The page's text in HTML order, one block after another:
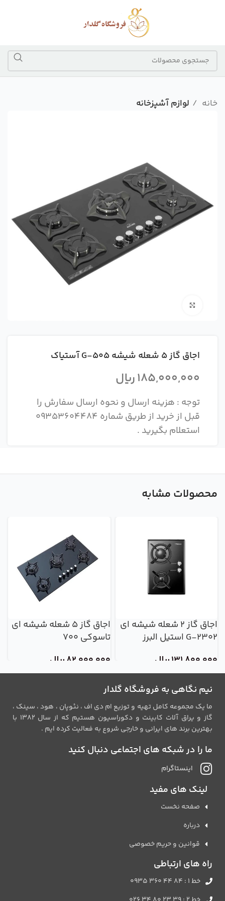
خانه لوازم آشپزخانه
اجاق گاز 5 شعله شیشه G-505 آستیاک
185,000,000ریال
توجه : هزینه ارسال و نحوه ارسال سفارش را
قبل از خرید از طریق شماره 09353604484
استعلام بگیرید .
محصولات مشابه
اجاق گاز 2 شعله شیشه ای
G-2302 استیل البرز
131,800,000ریال
اجاق گاز 5 شعله شیشه ای
تاسوکی 700
82,000,000ریال
نیم نگاهی به فروشگاه گلدار
ما یک مجموعه کامل تهیه و توزیع ام دی اف ، نئوپان ، هود ، سینک ،
گاز و یراق آلات کابینت و دکوراسیون هستیم که از سال 1382 با
بهترین برند های ایرانی و خارجی شروع به فعالیت کرده ایم .
ما را در شبکه های اجتماعی دنبال کنید
اینستاگرام
لینک های مفید
صفحه نخست
درباره
قوانین و حریم خصوصی
راه های ارتباطی
خط 1 : 84 44 360 0935